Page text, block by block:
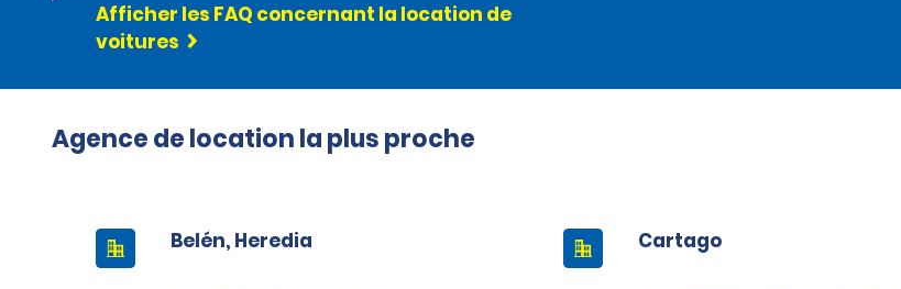
Afficher les FAQ concernant la location de
voitures
Agence de location la plus proche
Belén, Heredia Cartago